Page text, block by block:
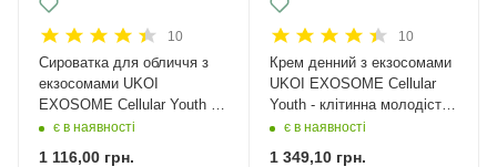
10
Сироватка для обличчя з
екзосомами UKOI
EXOSOME Cellular Youth -
клітинна молодість 30 мл
є в наявності
1 116,00 грн.
10
Крем денний з екзосомами
UKOI EXOSOME Cellular
Youth - клітинна молодість
50 мл
є в наявності
1 349,10грн.